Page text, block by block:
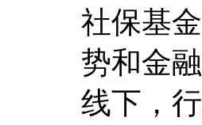
社保基
势和金
线下，